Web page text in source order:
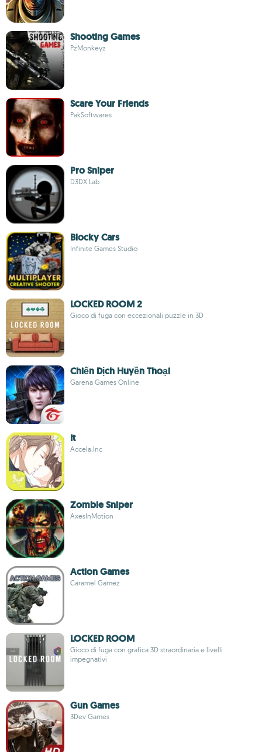
Shooting Games
PzMonkeyz
Scare Your Friends
PakSoftwares
Pro Sniper
D3DX Lab
Blocky Cars
Infinite Games Studio
LOCKED ROOM 2
Gioco di fuga con eccezionali puzzle in 3D
Chiến Dịch Huyền Thoại
Garena Games Online
It
Accela,Inc
Zombie Sniper
AxesInMotion
Action Games
Caramel Gamez
LOCKED ROOM
Gioco di fuga con grafica 3D straordinaria e livelli
impegnativi
Gun Games
3Dev Games